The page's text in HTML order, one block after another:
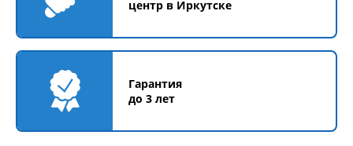
центр в Иркутске
Гарантия
до 3 лет